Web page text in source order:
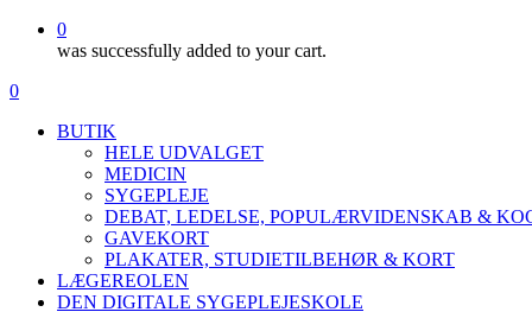
0
was successfully added to your cart.
Menu
search
0
BUTIK
HELE UDVALGET
MEDICIN
SYGEPLEJE
DEBAT, LEDELSE, POPULÆRVIDENSKAB &
GAVEKORT
PLAKATER, STUDIETILBEHØR & KORT
LÆGEREOLEN
DEN DIGITALE SYGEPLEJESKOLE